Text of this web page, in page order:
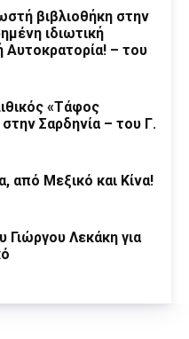
βιβλιοθήκη στην
ιδιωτική
Αυτοκρατορία! – του
«Τάφος
Σαρδηνία – του Γ.
από Μεξικό και Κίνα!
Λεκάκη για